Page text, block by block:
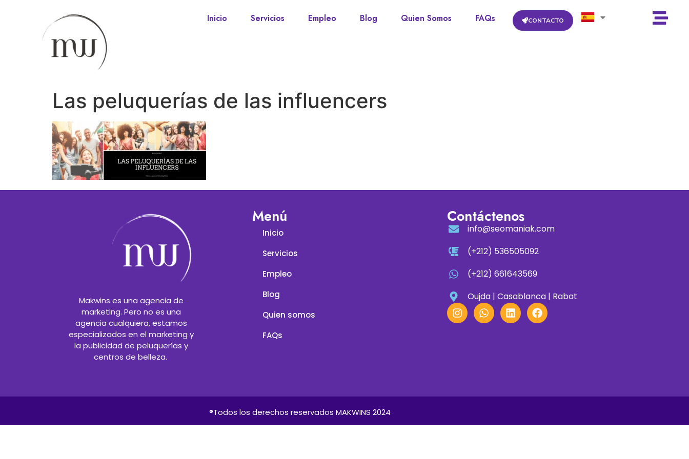
Inicio Servicios Empleo Blog Quien Somos FAQs CONTACTO
Las peluquerías de las influencers
Makwins es una agencia de
marketing. Pero no es una
agencia cualquiera, estamos
especializados en el marketing y
la publicidad de peluquerías y
centros de belleza.
Menú
Inicio
Servicios
Empleo
Blog
Quien somos
FAQs
Contáctenos
info@seomaniak.com
(+212) 536505092
(+212) 661643569
Oujda | Casablanca | Rabat
®Todos los derechos reservados MAKWINS 2024